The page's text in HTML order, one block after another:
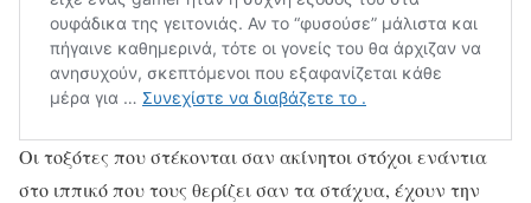
Οι τοξότες που στέκονται σαν ακίνητοι στόχοι ενάντια
στο ιππικό που τους θερίζει σαν τα στάχυα, έχουν την